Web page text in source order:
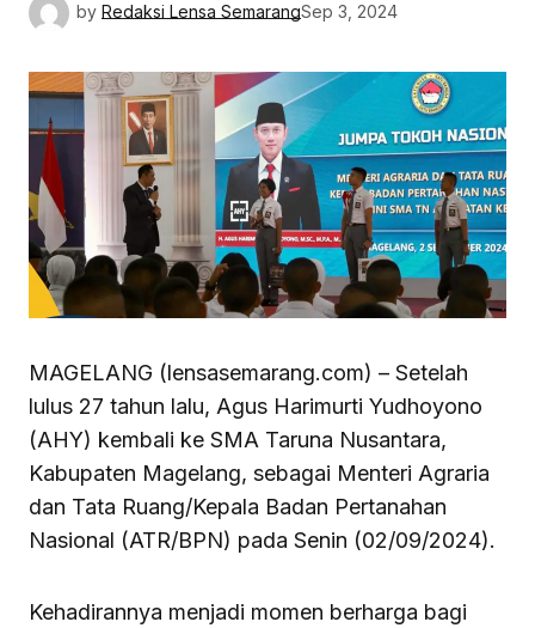
by Redaksi Lensa SemarangSep 3, 2024
MAGELANG (lensasemarang.com) – Setelah
lulus 27 tahun lalu, Agus Harimurti Yudhoyono
(AHY) kembali ke SMA Taruna Nusantara,
Kabupaten Magelang, sebagai Menteri Agraria
dan Tata Ruang/Kepala Badan Pertanahan
Nasional (ATR/BPN) pada Senin (02/09/2024).
Kehadirannya menjadi momen berharga bagi